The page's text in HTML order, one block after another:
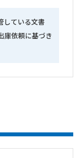
している文書
庫依頼に基づき